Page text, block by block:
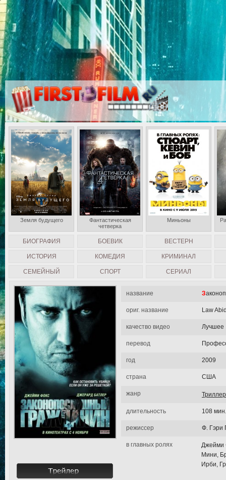
название
ориг. название Law
качество видео Лучшее
перевод
год 2009
страна США
жанр Триллер
длительность 108 мин.
режиссер Ф. Гэри
в главных ролях
Джейми
Мини,
Ирби,
БИОГРАФИЯ БОЕВИК ВЕСТЕРН
ИСТОРИЯ КОМЕДИЯ КРИМИНАЛ
СЕМЕЙНЫЙ СПОРТ СЕРИАЛ
Земля будущего
Фантастическая
четверка
Миньоны